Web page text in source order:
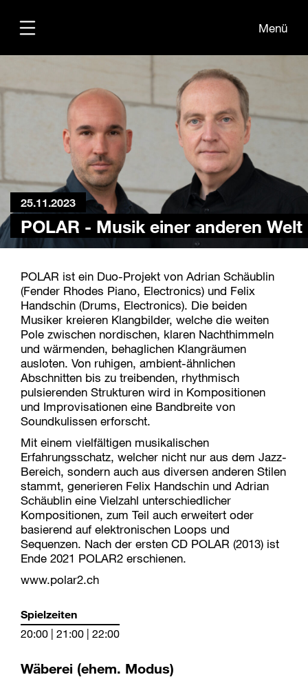
Übersicht
Medien
Kontakt
Menü
25.11.2023
POLAR - Musik einer anderen Welt
POLAR ist ein Duo-Projekt von Adrian Schäublin
(Fender Rhodes Piano, Electronics) und Felix
Handschin (Drums, Electronics). Die beiden
Musiker kreieren Klangbilder, welche die weiten
Pole zwischen nordischen, klaren Nachthimmeln
und wärmenden, behaglichen Klangräumen
ausloten. Von ruhigen, ambient-ähnlichen
Abschnitten bis zu treibenden, rhythmisch
pulsierenden Strukturen wird in Kompositionen
und Improvisationen eine Bandbreite von
Soundkulissen erforscht.
Mit einem vielfältigen musikalischen
Erfahrungsschatz, welcher nicht nur aus dem Jazz-
Bereich, sondern auch aus diversen anderen Stilen
stammt, generieren Felix Handschin und Adrian
Schäublin eine Vielzahl unterschiedlicher
Kompositionen, zum Teil auch erweitert oder
basierend auf elektronischen Loops und
Sequenzen. Nach der ersten CD POLAR (2013) ist
Ende 2021 POLAR2 erschienen.
www.polar2.ch
Spielzeiten
20:00 | 21:00 | 22:00
Wäberei (ehem. Modus)